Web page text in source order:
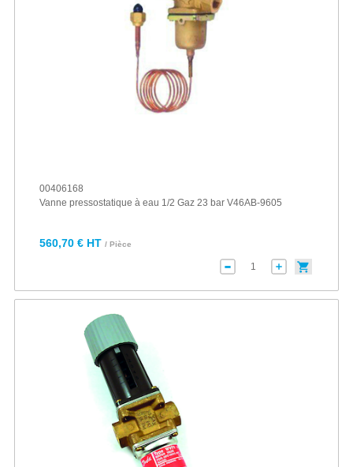
00406168
Vanne pressostatique à eau 1/2 Gaz 23 bar V46AB-9605
560,70 € HT / Pièce